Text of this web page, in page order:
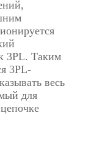
3PL. Таким
3PL-
весь
для